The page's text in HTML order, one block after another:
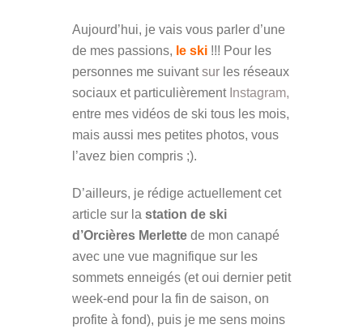
Aujourd’hui, je vais vous parler d’une
de mes passions, le ski !!! Pour les
personnes me suivantsur les réseaux
sociaux et particulièrement Instagram,
entre mes vidéos de ski tous les mois,
mais aussi mes petites photos, vous
l’avez bien compris ;).
D’ailleurs, je rédige actuellement cet
article sur la station de ski
d’Orcières Merlette de mon canapé
avec une vue magnifique sur les
sommets enneigés (et oui dernier petit
week-end pour la fin de saison, on
profite à fond), puis je me sens moins